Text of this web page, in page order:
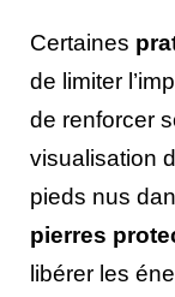
Certaines
de limiter
de renforcer
visualisation
pieds nus
pierres
libérer les